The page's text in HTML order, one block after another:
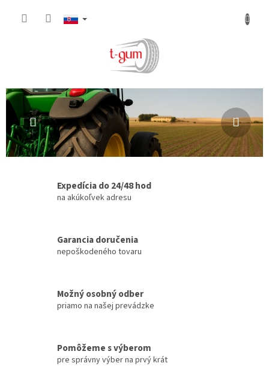
V
t
a
j
Predchádzajúce
Expedícia do 24/48 hod
na akúkoľvek adresu
Garancia doručenia
nepoškodeného tovaru
Možný osobný odber
priamo na našej prevádzke
Pomôžeme s výberom
pre správny výber na prvý krát